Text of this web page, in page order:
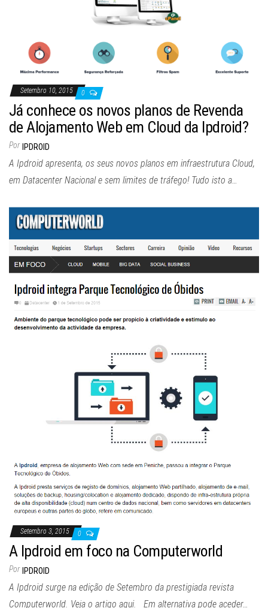
Setembro 10, 2015 0
Já conhece os novos planos de Revenda
de Alojamento Web em Cloud da Ipdroid?
Por IPDROID
A Ipdroid apresenta, os seus novos planos em infraestrutura Cloud,
em Datacenter Nacional e sem limites de tráfego! Tudo isto a…
Setembro 3, 2015 0
A Ipdroid em foco na Computerworld
Por IPDROID
A Ipdroid surge na edição de Setembro da prestigiada revista
Computerworld. Veja o artigo aqui. Em alternativa pode aceder…